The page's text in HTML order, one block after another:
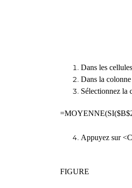
Dans les
Dans la
Sélectionnez la
Appuyez sur
FIGURE